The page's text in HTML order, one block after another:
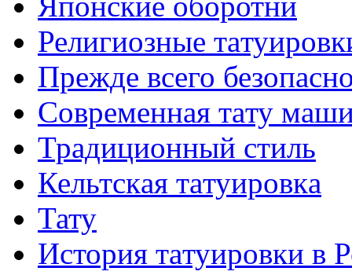
Религиозные
Прежде всего
Современная тaту
Традиционный стиль
Кельтскaя тaтуировкa
Тату
История тaтуировки в